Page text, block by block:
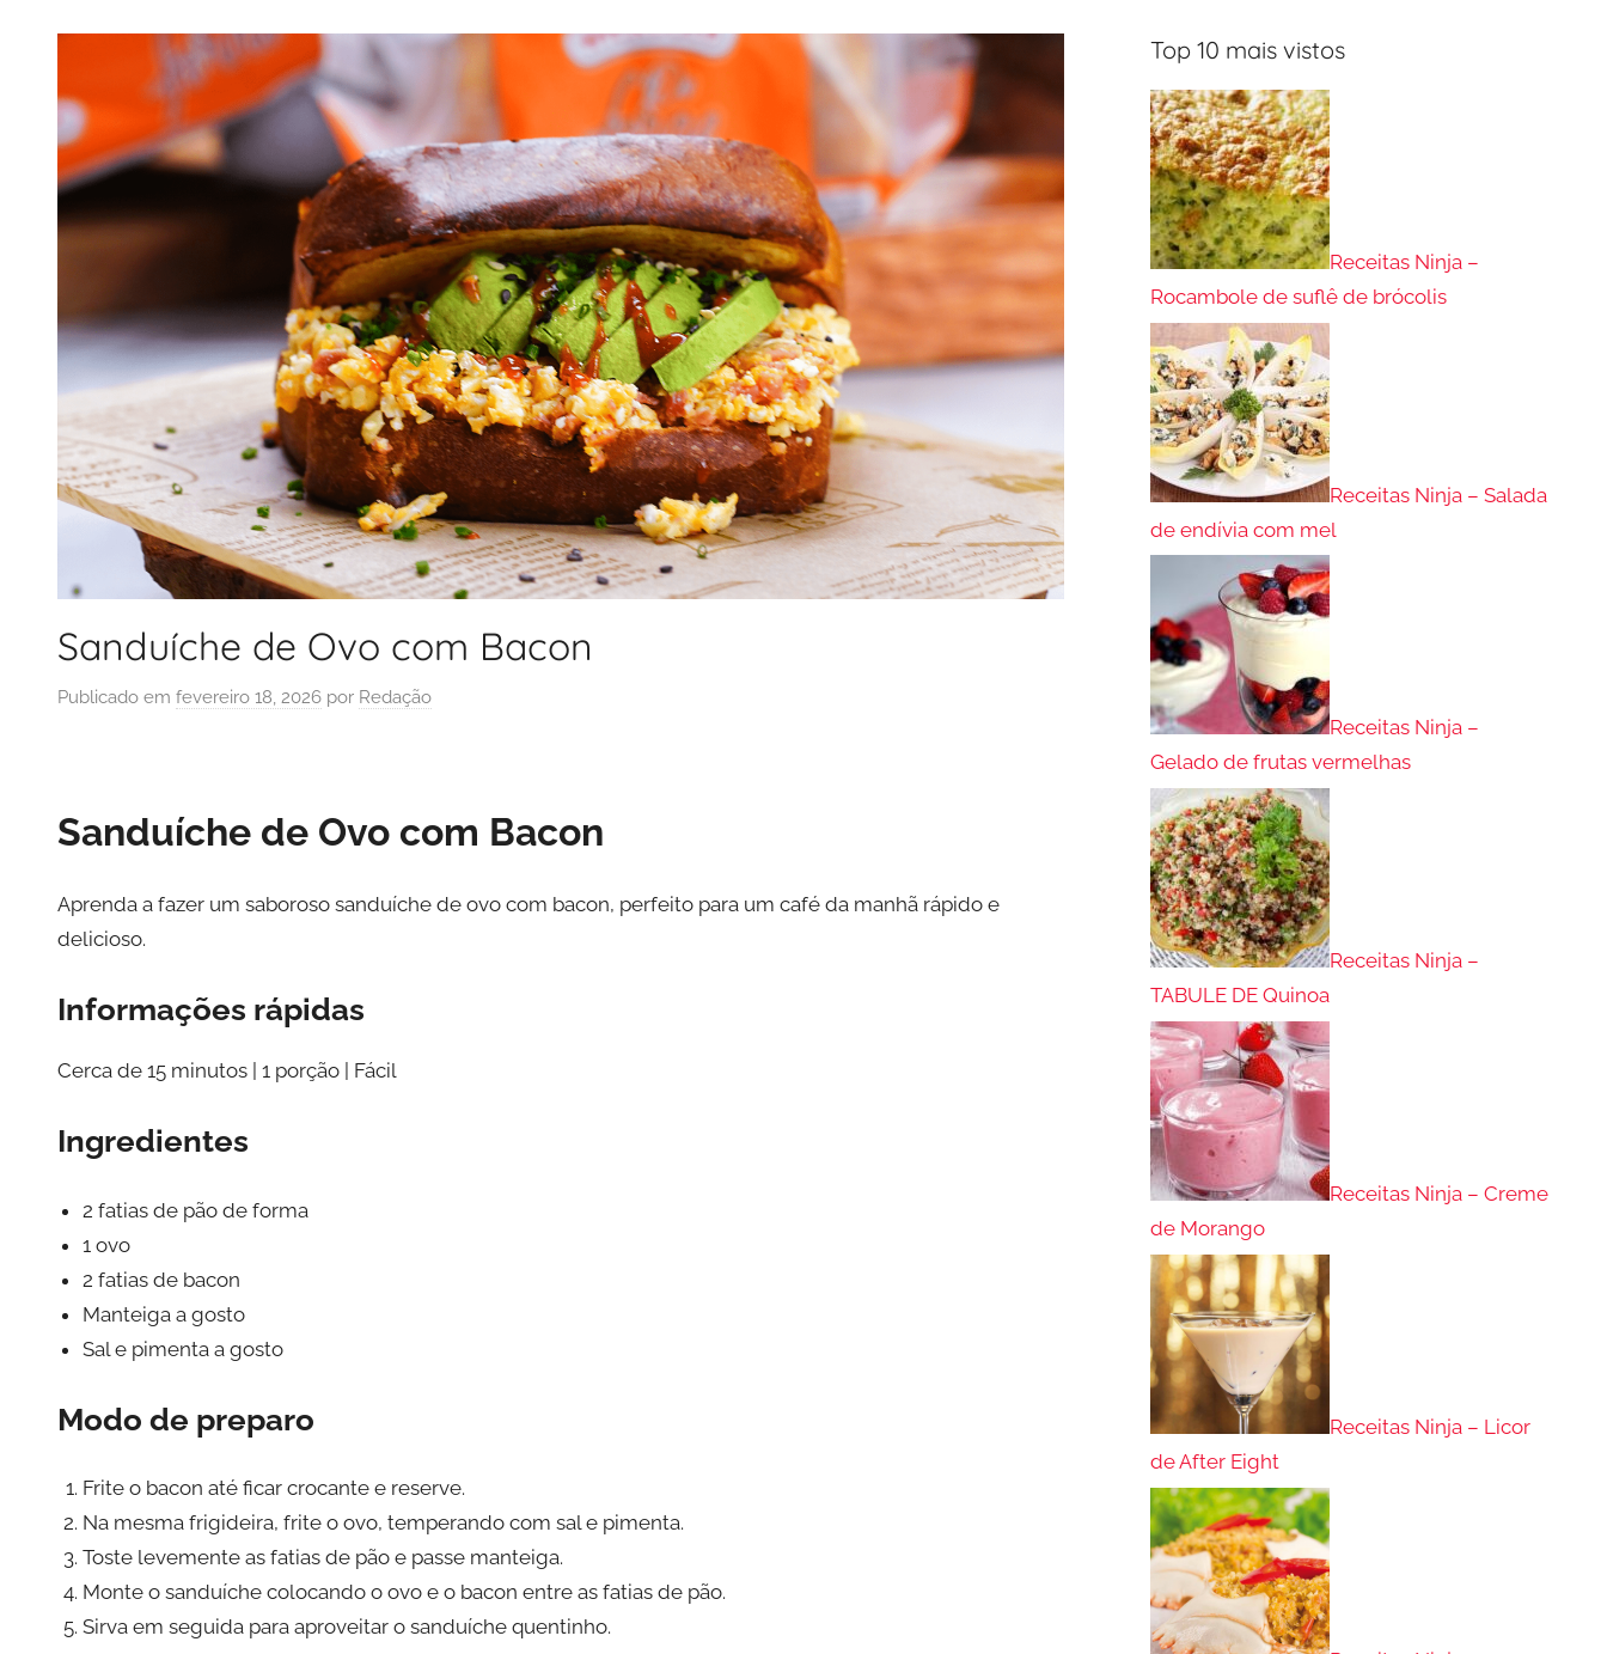
Sanduíche de Ovo com Bacon
Publicado em fevereiro 18, 2026 por Redação
Sanduíche de Ovo com Bacon
Aprenda a fazer um saboroso sanduíche de ovo com bacon, perfeito para um café da manhã rápido e
delicioso.
Informações rápidas
Cerca de 15 minutos | 1 porção | Fácil
Ingredientes
2 fatias de pão de forma
1 ovo
2 fatias de bacon
Manteiga a gosto
Sal e pimenta a gosto
Modo de preparo
Frite o bacon até ficar crocante e reserve.
Na mesma frigideira, frite o ovo, temperando com sal e pimenta.
Toste levemente as fatias de pão e passe manteiga.
Monte o sanduíche colocando o ovo e o bacon entre as fatias de pão.
Sirva em seguida para aproveitar o sanduíche quentinho.
Top 10 mais vistos
Receitas Ninja –
Rocambole de suflê de brócolis
Receitas Ninja – Salada
de endívia com mel
Receitas Ninja –
Gelado de frutas vermelhas
Receitas Ninja –
TABULE DE Quinoa
Receitas Ninja – Creme
de Morango
Receitas Ninja – Licor
de After Eight